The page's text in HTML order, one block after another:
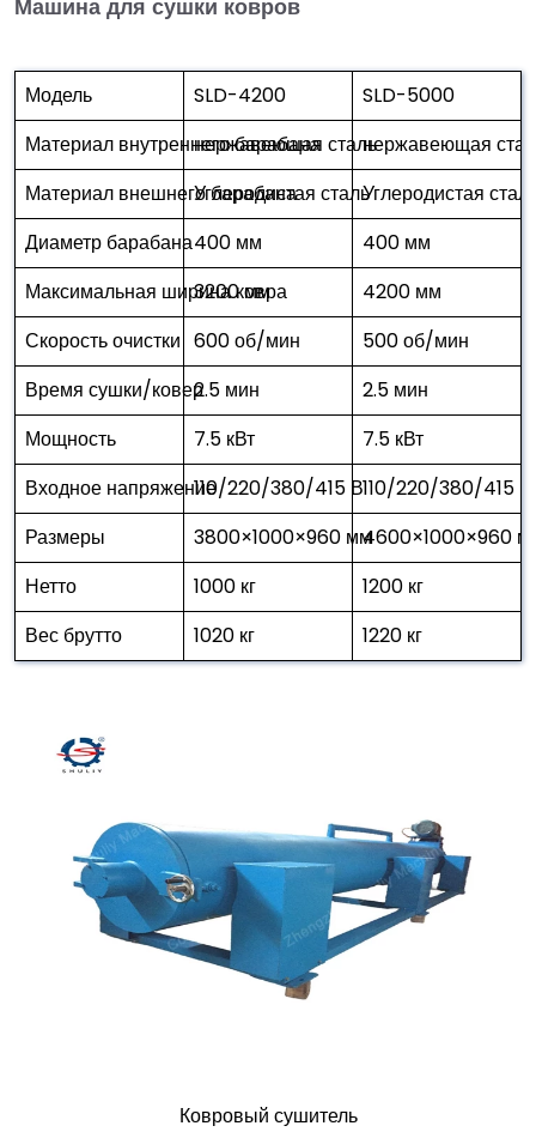
Машина для сушки ковров
Модель SLD-4200
SLD-5000
Материал внутреннего барабана
нержавеющая стальнержавеющая
Материал внешнего барабана
Углеродистая стальУглеродистая
Диаметр барабана400 мм
400 мм
Максимальная ширина ковра
3200 мм
4200 мм
Скорость очистки 600 об/мин
500 об/мин
Время сушки/ковер2.5 мин
2.5 мин
Мощность
7.5 кВт
7.5 кВт
Входное напряжение110/220/380/415 В110/220/380/415 В
Размеры
3800×1000×960 мм4600×1000×960
Нетто
1000 кг
1200 кг
Вес брутто
1020 кг 1220 кг
Ковровый сушитель